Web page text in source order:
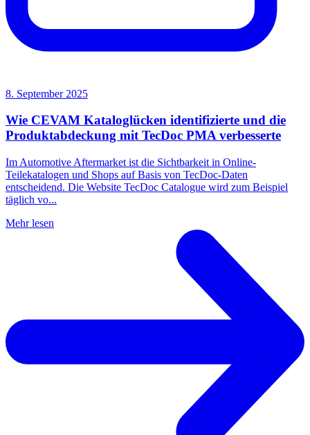
8. September 2025
Wie CEVAM Kataloglücken identifizierte und die
Produktabdeckung mit TecDoc PMA verbesserte
Im Automotive Aftermarket ist die Sichtbarkeit in Online-
Teilekatalogen und Shops auf Basis von TecDoc-Daten
entscheidend. Die Website TecDoc Catalogue wird zum Beispiel
täglich vo...
Mehr lesen